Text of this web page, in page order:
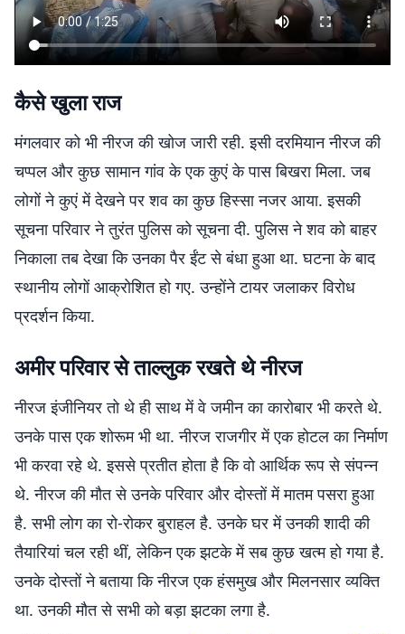
कैसे खुला राज
मंगलवार को भी नीरज की खोज जारी रही. इसी दरमियान नीरज की
चप्पल और कुछ सामान गांव के एक कुएं के पास बिखरा मिला. जब
लोगों ने कुएं में देखने पर शव का कुछ हिस्सा नजर आया. इसकी
सूचना परिवार ने तुरंत पुलिस को सूचना दी. पुलिस ने शव को बाहर
निकाला तब देखा कि उनका पैर ईंट से बंधा हुआ था. घटना के बाद
स्थानीय लोगों आक्रोशित हो गए. उन्होंने टायर जलाकर विरोध
प्रदर्शन किया.
अमीर परिवार से ताल्लुक रखते थे नीरज
नीरज इंजीनियर तो थे ही साथ में वे जमीन का कारोबार भी करते थे.
उनके पास एक शोरूम भी था. नीरज राजगीर में एक होटल का निर्माण
भी करवा रहे थे. इससे प्रतीत होता है कि वो आर्थिक रूप से संपन्न
थे. नीरज की मौत से उनके परिवार और दोस्तों में मातम पसरा हुआ
है. सभी लोग का रो-रोकर बुराहल है. उनके घर में उनकी शादी की
तैयारियां चल रही थीं, लेकिन एक झटके में सब कुछ खत्म हो गया है.
उनके दोस्तों ने बताया कि नीरज एक हंसमुख और मिलनसार व्यक्ति
था. उनकी मौत से सभी को बड़ा झटका लगा है.